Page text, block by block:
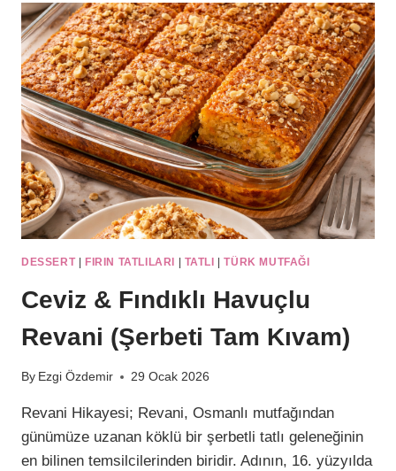
(TAM
KIVAMINDA,
MIS
KOKULU!)
DESSERT| FIRIN TATLILARI TATLI |TÜRK MUTFAĞI
Ceviz & Fındıklı Havuçlu
Revani (Şerbeti Tam Kıvam)
By Ezgi Özdemir 29 Ocak 2026
Revani Hikayesi; Revani, Osmanlı mutfağından
günümüze uzanan köklü bir şerbetli tatlı geleneğinin
en bilinen temsilcilerinden biridir. Adının, 16. yüzyılda